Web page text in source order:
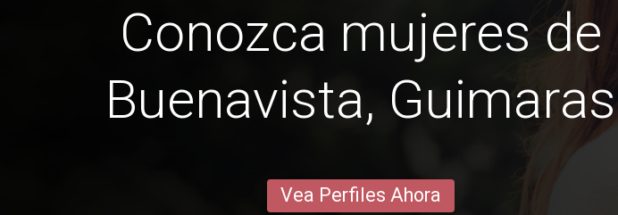
Conozca mujeres de
Buenavista, Guimaras
Vea Perfiles Ahora